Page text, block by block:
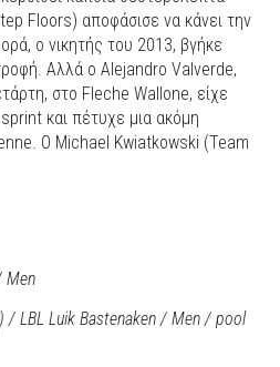
Floors) αποφάσισε να κάνει την
ο νικητής του 2013, βγήκε
Αλλά ο Alejandro Valverde,
στο Fleche Wallone, είχε
και πέτυχε μια ακόμη
O Michael Kwiatkowski (Team
Men
/ LBL Luik Bastenaken / Men / pool